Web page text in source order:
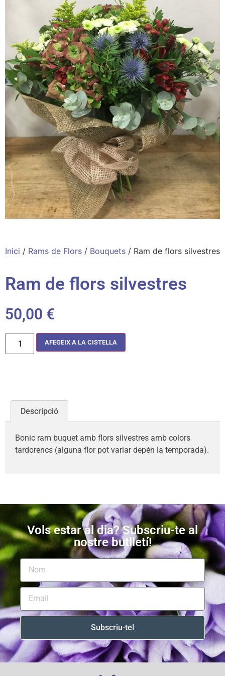
Inici / Rams de Flors / Bouquets / Ram de flors silvestres
Ram de flors silvestres
50,00 €
AFEGEIX A LA CISTELLA
Descripció
Bonic ram buquet amb flors silvestres amb colors
tardorencs (alguna flor pot variar depèn la temporada).
Vols estar al dia? Subscriu-te al
nostre butlletí!
Subscriu-te!